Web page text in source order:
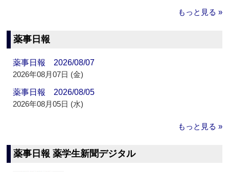
もっと見る »
薬事日報
薬事日報 2026/08/07
2026年08月07日 (金)
薬事日報 2026/08/05
2026年08月05日 (水)
もっと見る »
薬事日報 薬学生新聞デジタル